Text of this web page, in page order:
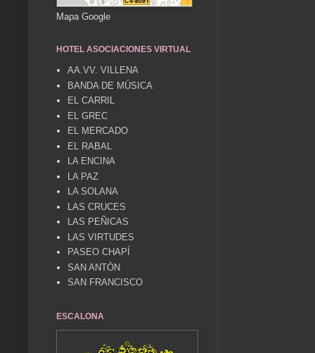
Mapa Google
HOTEL ASOCIACIONES VIRTUAL
AA.VV. VILLENA
BANDA DE MÚSICA
EL CARRIL
EL GREC
EL MERCADO
EL RABAL
LA ENCINA
LA PAZ
LA SOLANA
LAS CRUCES
LAS PEÑICAS
LAS VIRTUDES
PASEO CHAPÍ
SAN ANTÓN
SAN FRANCISCO
ESCALONA